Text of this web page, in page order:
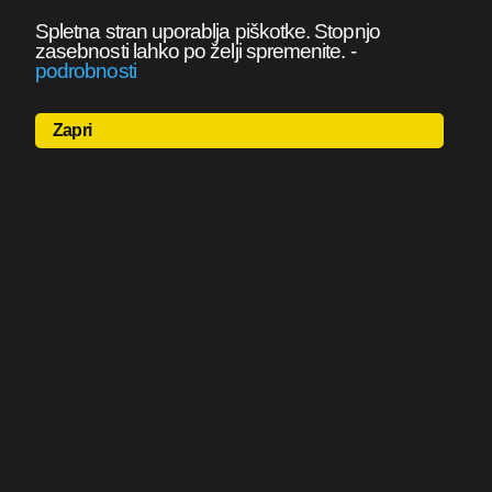
Spletna stran uporablja piškotke. Stopnjo
zasebnosti lahko po želji spremenite. -
podrobnosti
Zapri